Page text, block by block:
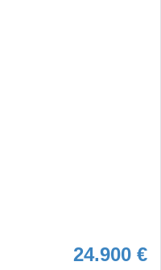
24.900 €